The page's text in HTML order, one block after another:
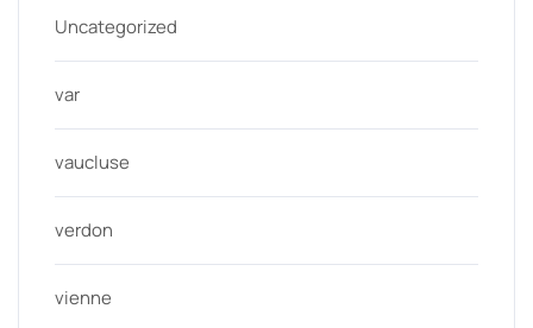
Uncategorized
var
vaucluse
verdon
vienne